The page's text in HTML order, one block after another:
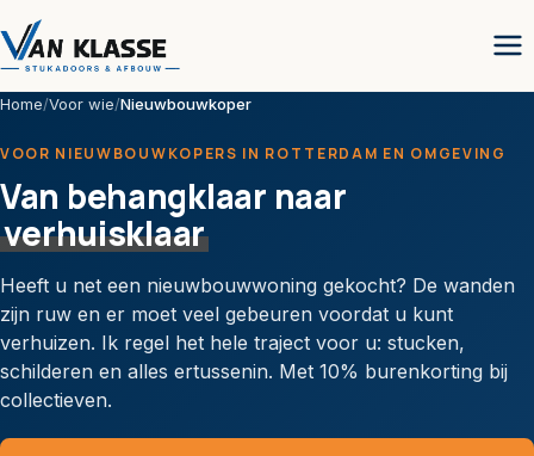
Home/Voor wie/Nieuwbouwkoper
VOOR NIEUWBOUWKOPERS IN ROTTERDAM EN OMGEVING
Van behangklaar naar
verhuisklaar
Heeft u net een nieuwbouwwoning gekocht? De wanden
zijn ruw en er moet veel gebeuren voordat u kunt
verhuizen. Ik regel het hele traject voor u: stucken,
schilderen en alles ertussenin. Met 10% burenkorting bij
collectieven.